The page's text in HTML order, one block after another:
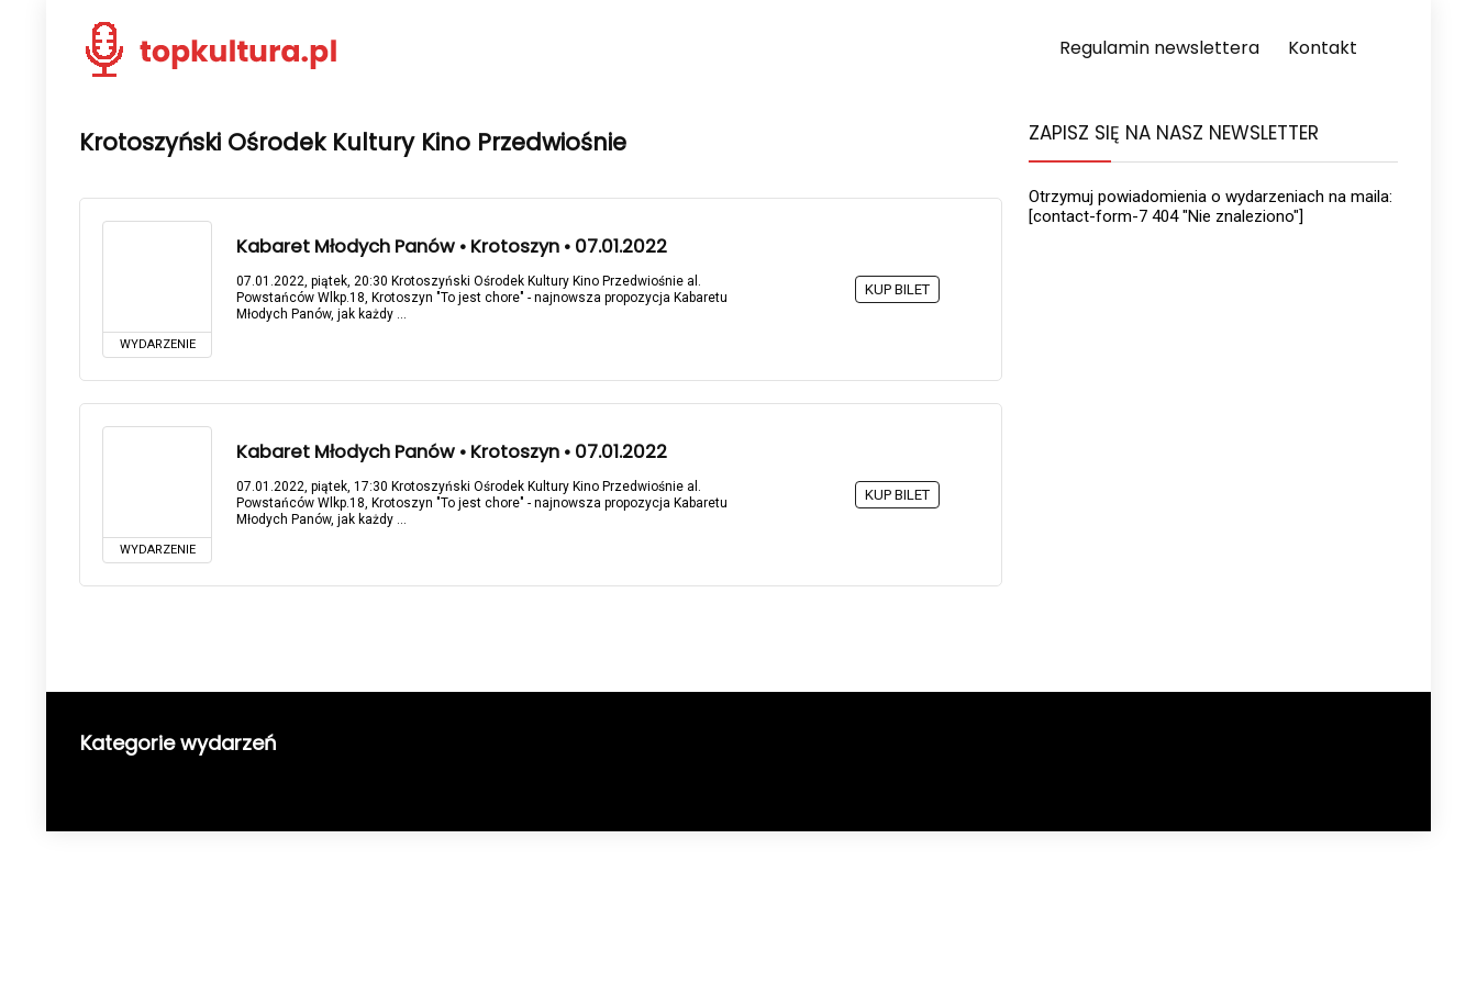
Regulamin newslettera Kontakt
Krotoszyński Ośrodek Kultury Kino Przedwiośnie
WYDARZENIE
Kabaret Młodych Panów • Krotoszyn • 07.01.2022
07.01.2022, piątek, 20:30 Krotoszyński Ośrodek Kultury Kino Przedwiośnie al.
Powstańców Wlkp.18, Krotoszyn "To jest chore" - najnowsza propozycja Kabaretu
Młodych Panów, jak każdy ...
KUP BILET
WYDARZENIE
Kabaret Młodych Panów • Krotoszyn • 07.01.2022
07.01.2022, piątek, 17:30 Krotoszyński Ośrodek Kultury Kino Przedwiośnie al.
Powstańców Wlkp.18, Krotoszyn "To jest chore" - najnowsza propozycja Kabaretu
Młodych Panów, jak każdy ...
KUP BILET
ZAPISZ SIĘ NA NASZ NEWSLETTER
Otrzymuj powiadomienia o wydarzeniach na maila:
[contact-form-7 404 "Nie znaleziono"]
Kategorie wydarzeń